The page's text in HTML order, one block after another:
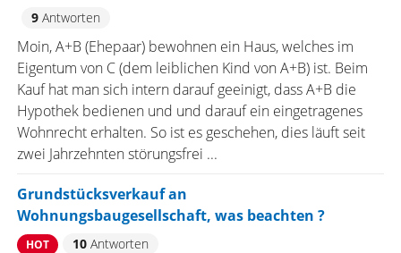
9Antworten
Moin, A+B (Ehepaar) bewohnen ein Haus, welches im
Eigentum von C (dem leiblichen Kind von A+B) ist. Beim
Kauf hat man sich intern darauf geeinigt, dass A+B die
Hypothek bedienen und und darauf ein eingetragenes
Wohnrecht erhalten. So ist es geschehen, dies läuft seit
zwei Jahrzehnten störungsfrei ...
Grundstücksverkauf an
Wohnungsbaugesellschaft, was beachten ?
HOT 10Antworten